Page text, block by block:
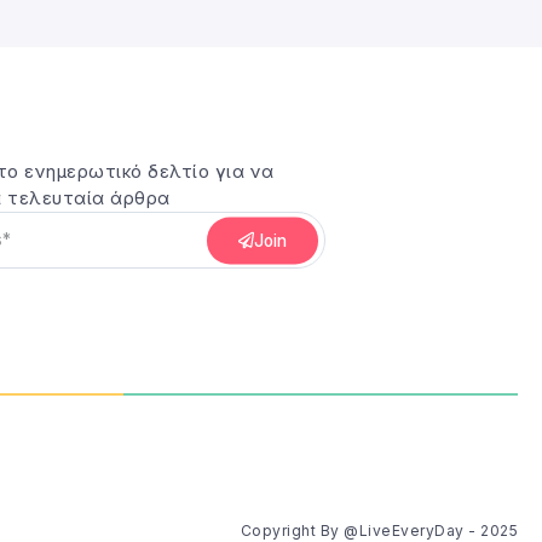
ενημερωτικό δελτίο για να
άρθρα
Join
Copyright By @LiveEveryDay - 2025